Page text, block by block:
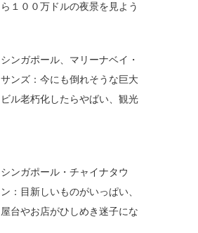
ら１００万ドルの夜景を見よう
シンガポール、マリーナベイ・
サンズ：今にも倒れそうな巨大
ビル老朽化したらやばい、観光
シンガポール・チャイナタウ
ン：目新しいものがいっぱい、
屋台やお店がひしめき迷子にな